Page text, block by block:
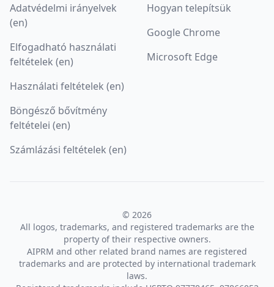
Adatvédelmi irányelvek
(en)
Elfogadható használati
feltételek (en)
Használati feltételek (en)
Böngésző bővítmény
feltételei (en)
Számlázási feltételek (en)
Hogyan telepítsük
Google Chrome
Microsoft Edge
© 2026
All logos, trademarks, and registered trademarks are the
property of their respective owners.
AIPRM and other related brand names are registered
trademarks and are protected by international trademark
laws.